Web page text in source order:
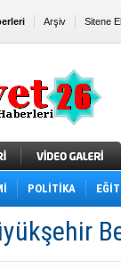
Arşiv Sitene
POLİTİKA